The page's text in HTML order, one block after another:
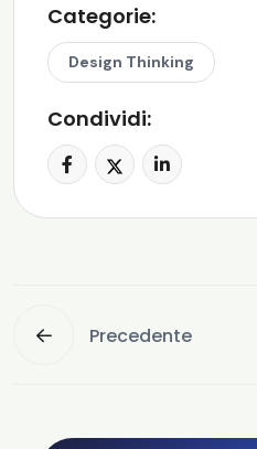
Categorie:
Design Thinking
Condividi:
Precedente